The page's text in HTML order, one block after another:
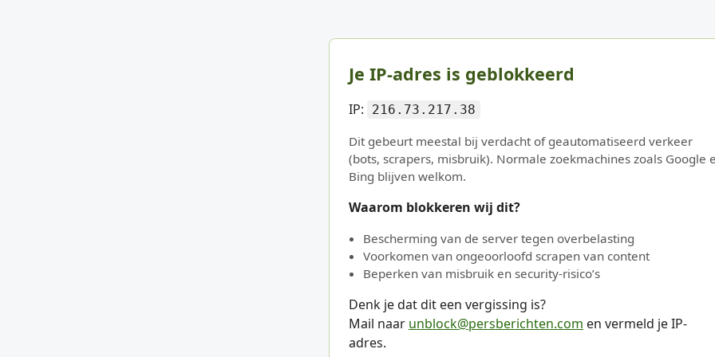
Je IP-adres is geblokkeerd
IP: 216.73.217.38
Dit gebeurt meestal bij verdacht of geautomatiseerd verkeer
(bots, scrapers, misbruik). Normale zoekmachines zoals Google
Bing blijven welkom.
Waarom blokkeren wij dit?
Bescherming van de server tegen overbelasting
Voorkomen van ongeoorloofd scrapen van content
Beperken van misbruik en security-risico’s
Denk je dat dit een vergissing is?
Mail naar unblock@persberichten.com en vermeld je IP-
adres.